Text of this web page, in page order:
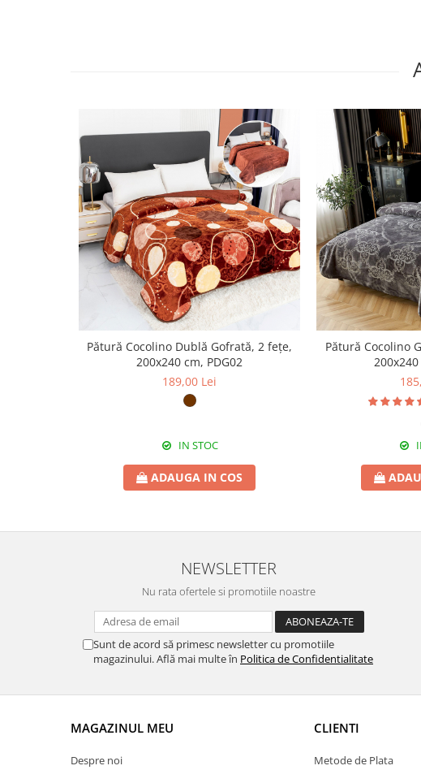
Pătură Cocolino Dublă Gofrată, 2 fețe,
200x240 cm, PDG02
189,00 Lei
IN STOC
ADAUGA IN COS
Pătură Cocolino
NEWSLETTER
Nu rata ofertele si promotiile noastre
Sunt de acord să primesc newsletter cu promotiile
magazinului. Află mai multe în Politica de Confidentialitate
MAGAZINUL MEU
Despre noi
CLIENTI
Metode de Plata